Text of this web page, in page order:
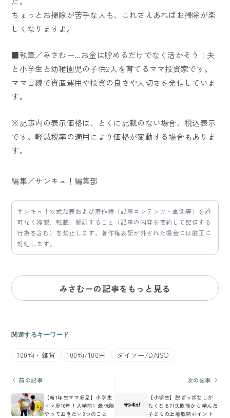
ちょっとお掃除が苦手な人も、これさえあればお掃除が楽
しくなりますよ。
■執筆／みさむー…お金は貯めるだけでなく活かそう！夫
と小学生と幼稚園児の子供2人を育てるママ投資家です。
ママ目線で資産運用や投資の良さや大切さを発信していま
す。
※記事内の表示価格は、とくに記載のない場合、税込表示
です。軽減税率の適用により価格が変動する場合もありま
す。
編集／サンキュ！編集部
サンキュ！公式発表および著作権（記事コンテンツ・画像等）を許
可なく複製、転載、翻訳すること（記事の内容を要約して配信する
行為を含む）を禁止します。著作権表記が外された場合には厳正に
対処します。
みさむーの記事をもっと見る
関連するキーワード
100均・雑貨 100均/100円 ダイソー/DAISO
前の記事
【新1年生ママ必見】小学生
ママ歴10年！入学前に最低限
やっておきたい3つのこと
次の記事
【小学生】脱ぎっぱなしが
なくなる?!失敗談から学んだ
子どもの上着収納ポイント